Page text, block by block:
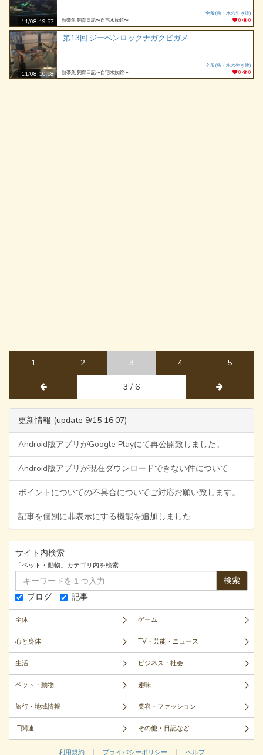
11/08 19:57 熱帯魚 飼育日記〜自宅水族館〜
全般(魚・水の生き物)
0
0
11/08 10:58
第13回 ジーベンロックナガクビガメ
熱帯魚 飼育日記〜自宅水族館〜
全般(魚・水の生き物)
0
0
1 2 3 4 5
3 / 6
更新情報 (update 9/15 16:07)
Android版アプリがGoogle Playにて再公開致しました。
Android版アプリが現在ダウンロードできない件について
ポイントについての不具合についてご対応お願い致します。
記事を個別に非表示にする機能を追加しました
サイト内検索
「ペット・動物」カテゴリ内を検索
検索
ブログ
記事
全体 ゲーム
心と身体 TV・芸能・ニュース
生活 ビジネス・社会
ペット・動物 趣味
旅行・地域情報 美容・ファッション
IT関連 その他・日記など
利用規約 | プライバシーポリシー | ヘルプ